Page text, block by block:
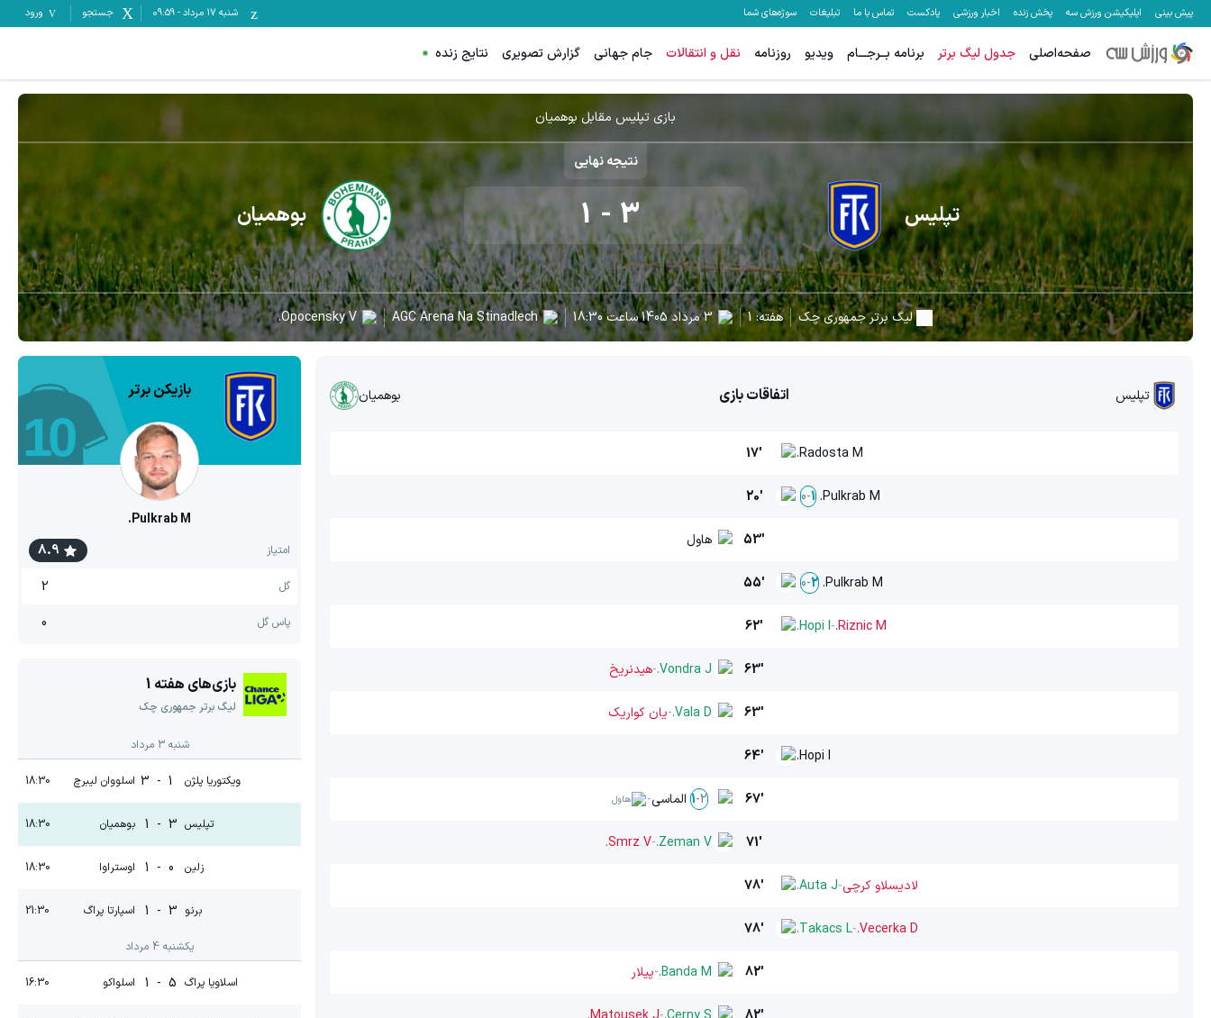
پیش بینی اپلیکیشن ورزش سه پخش زنده اخبار ورزشی پادکست تماس با ما تبلیغات سوژه‌های شما شنبه ۱۷ مرداد -
09:59 جستجو ورود
صفحه‌اصلی جدول لیگ برتر برنامه بــرجـــام ویدیو روزنامه نقل و انتقالات جام جهانی گزارش تصویری نتایج زنده
بازی تپلیس مقابل بوهمیان
نتیجه نهایی
تپلیس 3
-
1 بوهمیان
لیگ برتر جمهوری چک هفته:1 3 مرداد 1405 ساعت18:30
AGC Arena Na Stinadlech
Opocensky V.
اتفاقات بازی تپلیس بوهمیان
17' Radosta M.
20' 1
-
0 Pulkrab M.
53' هاول
55' 2
-
0 Pulkrab M.
62' Hopi I.-Riznic M.
63'
Vondra J.
-هیدنریخ
63'
Vala D.
-یان کواریک
64' Hopi I.
67'
2
-
1 الماسی- هاول
71'
Zeman V.
-
Smrz V.
78' Auta J.-لادیسلاو کرچی
78' Takacs L.-Vecerka D.
82'
Banda M.
-پیلار
بازیکن برتر
10
Pulkrab M.
امتیاز 8.9
گل 2
پاس گل 0
بازی‌های هفته 1
لیگ برتر جمهوری چک
شنبه 3 مرداد
ویکتوریا پلژن 1
-
3 اسلووان لیبرچ 18:30
تپلیس 3
-
1 بوهمیان 18:30
زلین 0
-
1 اوستراوا 18:30
برنو 3
-
1 اسپارتا پراگ 21:30
یکشنبه 4 مرداد
اسلاویا پراگ 5
-
1 اسلواکو 16:30